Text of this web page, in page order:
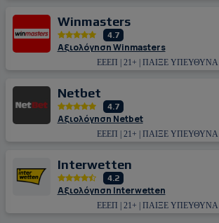
Winmasters
4.7
Αξιολόγηση Winmasters
ΕΕΕΠ | 21+ | ΠΑΙΞΕ ΥΠΕΥΘΥΝΑ
Netbet
4.7
Αξιολόγηση Netbet
ΕΕΕΠ | 21+ | ΠΑΙΞΕ ΥΠΕΥΘΥΝΑ
Interwetten
4.2
Αξιολόγηση Interwetten
ΕΕΕΠ | 21+ | ΠΑΙΞΕ ΥΠΕΥΘΥΝΑ